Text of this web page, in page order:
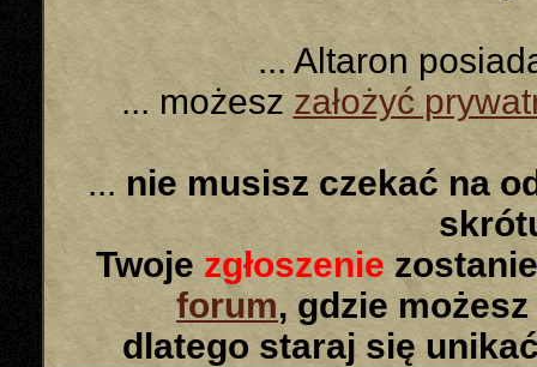
... Altaron
... możeszzałożyć
... nie musisz czekać na
Twoje zgłoszenie
forum, gdzie
dlatego staraj się